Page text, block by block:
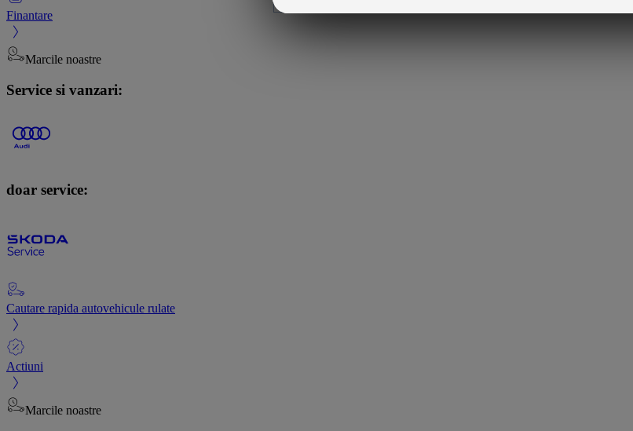
Finantare
Marcile noastre
Service si vanzari:
doar service:
Cautare rapida autovehicule rulate
Actiuni
Marcile noastre